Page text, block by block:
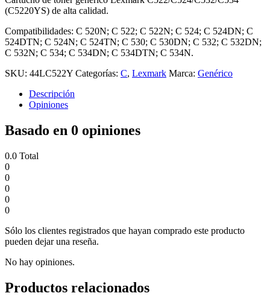
(C5220YS) de alta calidad.
Compatibilidades: C 520N; C 522; C 522N; C 524; C 524DN; C
524DTN; C 524N; C 524TN; C 530; C 530DN; C 532; C 532DN;
C 532N; C 534; C 534DN; C 534DTN; C 534N.
SKU: 44LC522Y Categorías: C, Lexmark Marca: Genérico
Descripción
Opiniones
Basado en 0 opiniones
0.0 Total
0
0
0
0
0
Sólo los clientes registrados que hayan comprado este producto
pueden dejar una reseña.
No hay opiniones.
Productos relacionados